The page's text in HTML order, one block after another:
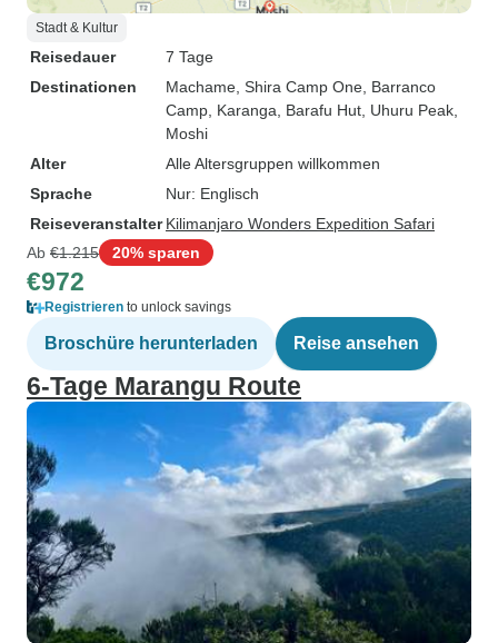
Stadt & Kultur
Reisedauer
7 Tage
Destinationen
Machame , Shira Camp One , Barranco
Camp , Karanga , Barafu Hut , Uhuru Peak
Moshi
Alter
Alle Altersgruppen willkommen
Sprache
Nur: Englisch
Reiseveranstalter Kilimanjaro Wonders Expedition Safari
Ab €1.215 20% sparen
€972
Registrieren to unlock savings
Broschüre herunterladen Reise ansehen
6-Tage Marangu Route